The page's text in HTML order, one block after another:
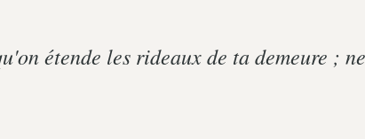
étende les rideaux de ta demeure ;